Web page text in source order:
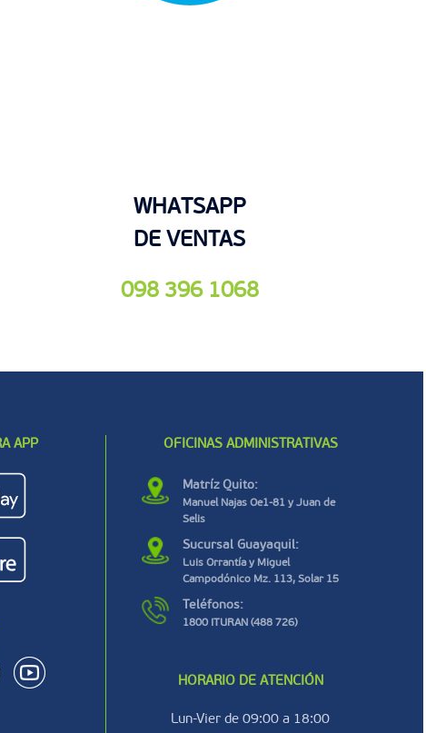
WHATSAPP
DE VENTAS
098 396 1068
APP OFICINAS ADMINISTRATIVAS
Matríz Quito:
Manuel Najas Oe1-81 y Juan de
Selis
Sucursal Guayaquil:
Luis Orrantía y Miguel
Campodónico Mz. 113, Solar 15
Teléfonos:
1800 ITURAN (488 726)
HORARIO DE ATENCIÓN
Lun-Vier de 09:00 a 18:00